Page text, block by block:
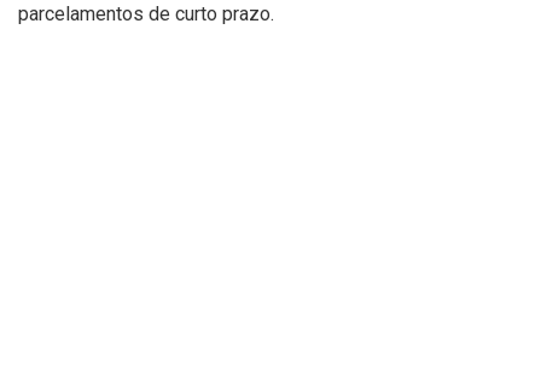
parcelamentos de curto prazo.